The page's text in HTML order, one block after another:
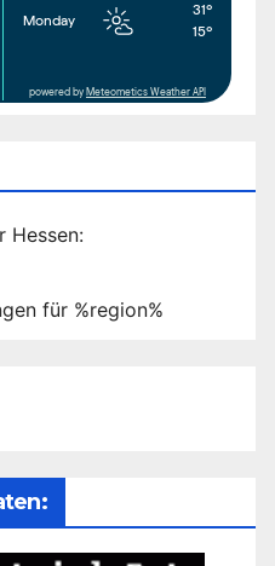
Monday
31°
15°
powered by Meteometics Weather API
Hessen: